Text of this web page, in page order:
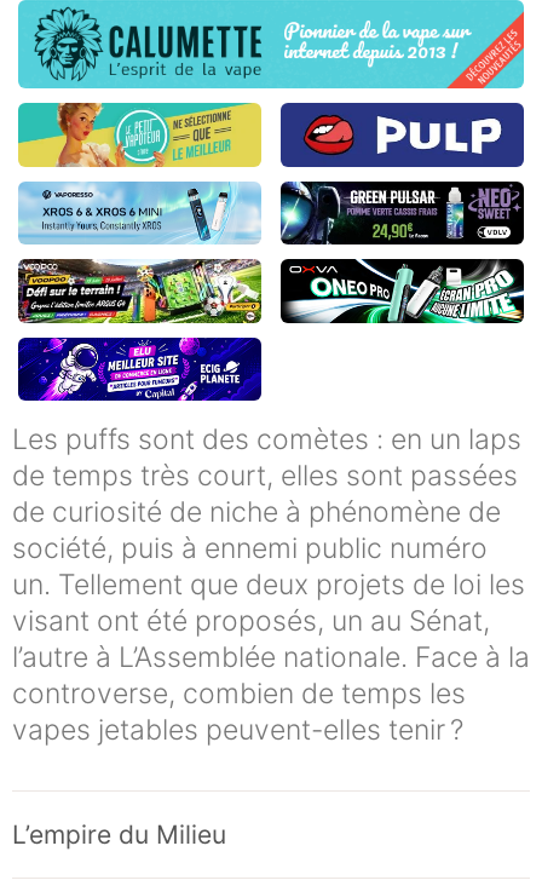
Les puffs sont des comètes : en un laps
de temps très court, elles sont passées
de curiosité de niche à phénomène de
société, puis à ennemi public numéro
un. Tellement que deux projets de loi les
visant ont été proposés, un au Sénat,
l’autre à L’Assemblée nationale. Face à la
controverse, combien de temps les
vapes jetables peuvent-elles tenir ?
L’empire du Milieu